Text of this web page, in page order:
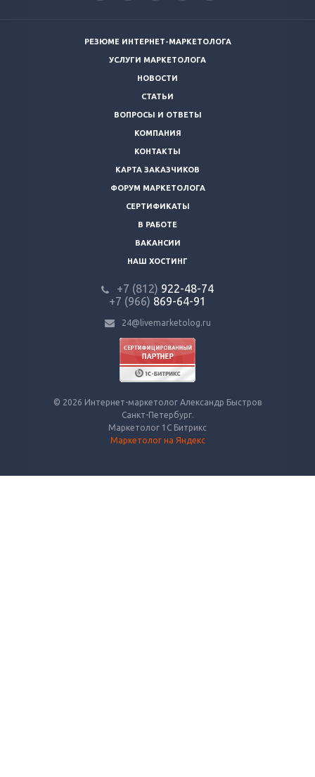
РЕЗЮМЕ ИНТЕРНЕТ-МАРКЕТОЛОГА
УСЛУГИ МАРКЕТОЛОГА
НОВОСТИ
СТАТЬИ
ВОПРОСЫ И ОТВЕТЫ
КОМПАНИЯ
КОНТАКТЫ
КАРТА ЗАКАЗЧИКОВ
ФОРУМ МАРКЕТОЛОГА
СЕРТИФИКАТЫ
В РАБОТЕ
ВАКАНСИИ
НАШ ХОСТИНГ
+7 (812) 922-48-74
+7 (966) 869-64-91
24@livemarketolog.ru
© 2026 Интернет-маркетолог Александр Быстров
Санкт-Петербург.
Маркетолог 1С Битрикс
Маркетолог на Яндекс